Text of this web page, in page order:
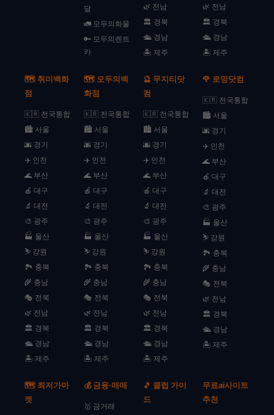
달
🚛 모두의화물
🔑 모두의렌트
카
🌿 전남
🏛️ 경북
🛳️ 경남
🏝️ 제주
🌿 전남
🏛️ 경북
🛳️ 경남
🏝️ 제주
🗺️ 취미백화
점
🇰🇷 전국통합
🏙️ 서울
🌆 경기
✈️ 인천
🌊 부산
🍎 대구
🔬 대전
🎨 광주
🏭 울산
⛷️ 강원
🏞️ 충북
🌾 충남
🎭 전북
🌿 전남
🏛️ 경북
🛳️ 경남
🏝️ 제주
🗺️ 모두의백
화점
🇰🇷 전국통합
🏙️ 서울
🌆 경기
✈️ 인천
🌊 부산
🍎 대구
🔬 대전
🎨 광주
🏭 울산
⛷️ 강원
🏞️ 충북
🌾 충남
🎭 전북
🌿 전남
🏛️ 경북
🛳️ 경남
🏝️ 제주
🔮 무지티닷
컴
🇰🇷 전국통합
🏙️ 서울
🌆 경기
✈️ 인천
🌊 부산
🍎 대구
🔬 대전
🎨 광주
🏭 울산
⛷️ 강원
🏞️ 충북
🌾 충남
🎭 전북
🌿 전남
🏛️ 경북
🛳️ 경남
🏝️ 제주
🌹 로망닷컴
🇰🇷 전국통합
🏙️ 서울
🌆 경기
✈️ 인천
🌊 부산
🍎 대구
🔬 대전
🎨 광주
🏭 울산
⛷️ 강원
🏞️ 충북
🌾 충남
🎭 전북
🌿 전남
🏛️ 경북
🛳️ 경남
🏝️ 제주
🗺️ 최저가마
켓
💰 금융·매매
🥇 금거래
🎵 클럽 가이
드
무료ai사이트
추천